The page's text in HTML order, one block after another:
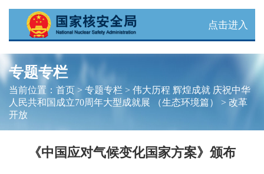
点击进入
专题专栏
当前位置： 首页> 专题专栏 > 伟大历程 辉煌成就 庆祝中华
人民共和国成立70周年大型成就展 （生态环境篇）
> 改革
开放
《中国应对气候变化国家方案》颁布